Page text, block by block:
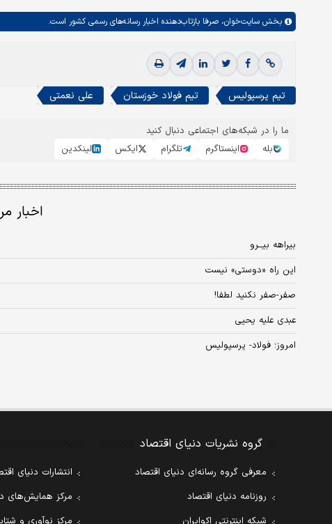
بخش سایت‌خوان، صرفا بازتاب‌دهنده اخبار رسانه‌های رسمی کشور است.
تیم پرسپولیس تیم فولاد خوزستان علی نعمتی
ما را در شبکه‌های اجتماعی دنبال کنید
بله
اینستاگرم تلگرام ایکس لینکدین
اخبار
بیراهه بیــرو
این راه «دوستی» نیست
صفر-‌صفر نکنید لطفا!
عبدی علیه یحیی
امروز؛ فولاد- پرسپولیس
گروه نشریات دنیای اقتصاد
معرفی گروه رسانه‌ای دنیای اقتصاد
روزنامه دنیای اقتصاد
شبکه اینترنتی اکوایران
انتشارات دنیای
مرکز همایش‌های
مرکز نوآوری و